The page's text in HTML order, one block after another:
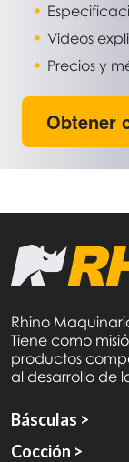
Videos
Precios y
Obtener
Rhino
Tiene como
productos
al desarrollo de
Básculas >
Cocción >